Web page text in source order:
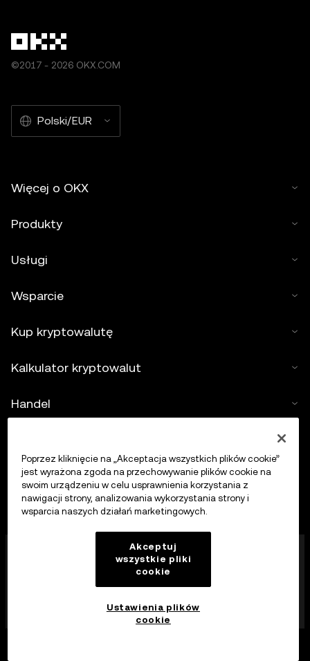
©2017 - 2026 OKX.COM
Polski/EUR
Więcej o OKX
Produkty
Usługi
Wsparcie
Kup kryptowalutę
Kalkulator kryptowalut
Handel
Firma OKX Europe Limited działająca pod nazwą
handlową OKX jest obecnie platformą handlu
kryptowalutami autoryzowaną jako dostawca usług
kryptowalutowych przez MFSA zgodnie z art. 28
ustawy o rynkach aktywów kryptograficznych (rozdział
Poprzez kliknięcie na „Akceptacja wszystkich plików cookie”
jest wyrażona zgoda na przechowywanie plików cookie na
swoim urządzeniu w celu usprawnienia korzystania z
nawigacji strony, analizowania wykorzystania strony i
wsparcia naszych działań marketingowych.
Akceptuj
wszystkie pliki
cookie
Ustawienia plików
cookie